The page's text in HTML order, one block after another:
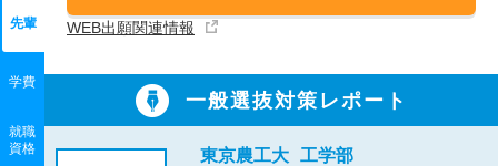
WEB出願関連情報
先輩
学費
就職
資格
一般選抜対策レポート
東京農工大 工学部